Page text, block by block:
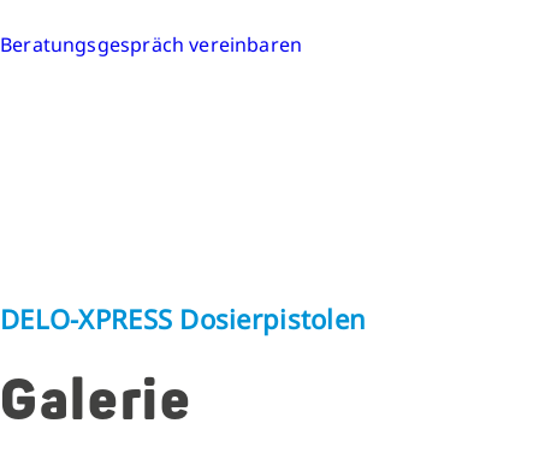
Beratungsgespräch vereinbaren
DELO-XPRESS Dosierpistolen
Galerie